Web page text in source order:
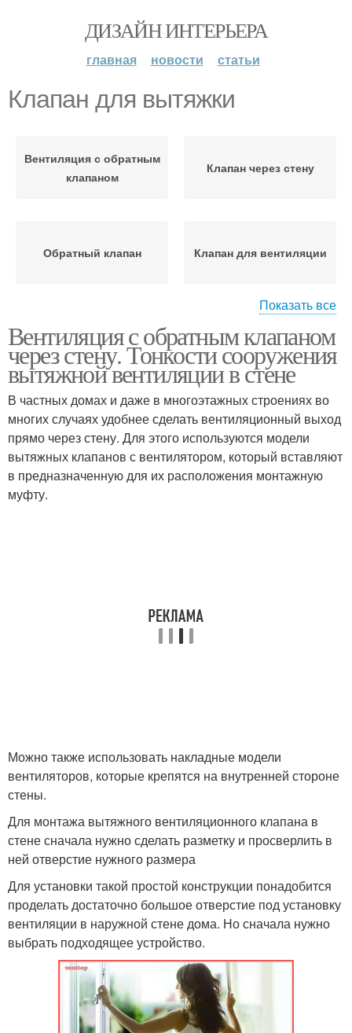
ДИЗАЙН ИНТЕРЬЕРА
главная новости статьи
Клапан для вытяжки
Вентиляция с обратным
клапаном
Клапан через стену
Обратный клапан Клапан для вентиляции
Клапан на кухне
клапаном
Клапан без
электричества
Клапан на батарейках
Показать все
Вентиляция с обратным клапаном
через стену. Тонкости сооружения
вытяжной вентиляции в стене
В частных домах и даже в многоэтажных строениях во
многих случаях удобнее сделать вентиляционный выход
прямо через стену. Для этого используются модели
вытяжных клапанов с вентилятором, который вставляют
в предназначенную для их расположения монтажную
муфту.
Можно также использовать накладные модели
вентиляторов, которые крепятся на внутренней стороне
стены.
Для монтажа вытяжного вентиляционного клапана в
стене сначала нужно сделать разметку и просверлить в
ней отверстие нужного размера
Для установки такой простой конструкции понадобится
проделать достаточно большое отверстие под установку
вентиляции в наружной стене дома. Но сначала нужно
выбрать подходящее устройство.